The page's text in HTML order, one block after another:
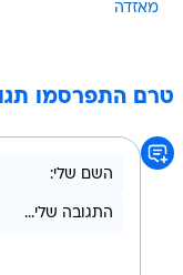
מאזדה
טרם התפרסמו